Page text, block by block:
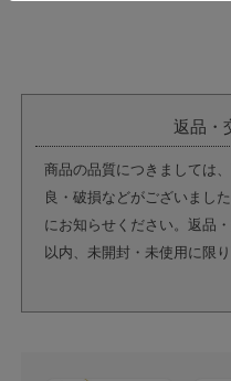
返品・
商品の品質につきましては
良・破損などがございまし
にお知らせください。返品
以内、未開封・未使用に限り